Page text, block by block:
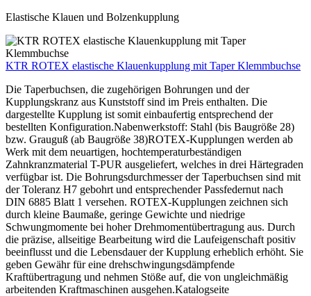
Elastische Klauen und Bolzenkupplung
KTR ROTEX elastische Klauenkupplung mit Taper Klemmbuchse
Die Taperbuchsen, die zugehörigen Bohrungen und der
Kupplungskranz aus Kunststoff sind im Preis enthalten. Die
dargestellte Kupplung ist somit einbaufertig entsprechend der
bestellten Konfiguration.Nabenwerkstoff: Stahl (bis Baugröße 28)
bzw. Grauguß (ab Baugröße 38)ROTEX-Kupplungen werden ab
Werk mit dem neuartigen, hochtemperaturbeständigen
Zahnkranzmaterial T-PUR ausgeliefert, welches in drei Härtegraden
verfügbar ist. Die Bohrungsdurchmesser der Taperbuchsen sind mit
der Toleranz H7 gebohrt und entsprechender Passfedernut nach
DIN 6885 Blatt 1 versehen. ROTEX-Kupplungen zeichnen sich
durch kleine Baumaße, geringe Gewichte und niedrige
Schwungmomente bei hoher Drehmomentübertragung aus. Durch
die präzise, allseitige Bearbeitung wird die Laufeigenschaft positiv
beeinflusst und die Lebensdauer der Kupplung erheblich erhöht. Sie
geben Gewähr für eine drehschwingungsdämpfende
Kraftübertragung und nehmen Stöße auf, die von ungleichmäßig
arbeitenden Kraftmaschinen ausgehen.Katalogseite